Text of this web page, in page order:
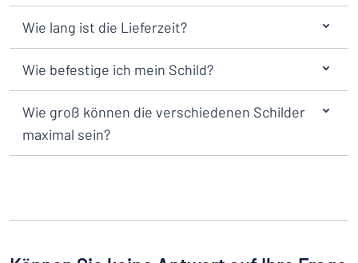
Wie lang ist die Lieferzeit?
Wie befestige ich mein Schild?
Wie groß können die verschiedenen Schilder
maximal sein?